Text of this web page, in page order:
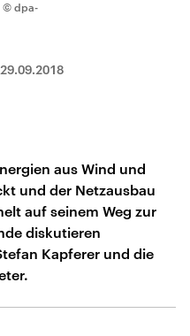
© dpa-
29.09.2018
aus Wind und
und der Netzausbau
auf seinem Weg zur
diskutieren
Kapferer und die